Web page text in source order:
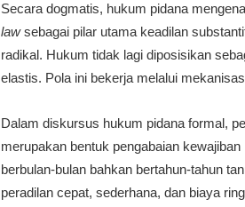
Secara dogmatis, hukum pidana
lawsebagai pilar utama keadilan
radikal. Hukum tidak lagi diposisikan
elastis. Pola ini bekerja melalui
Dalam diskursus hukum pidana formal,
merupakan bentuk pengabaian
berbulan-bulan bahkan bertahun-tahun
peradilan cepat, sederhana, dan biaya